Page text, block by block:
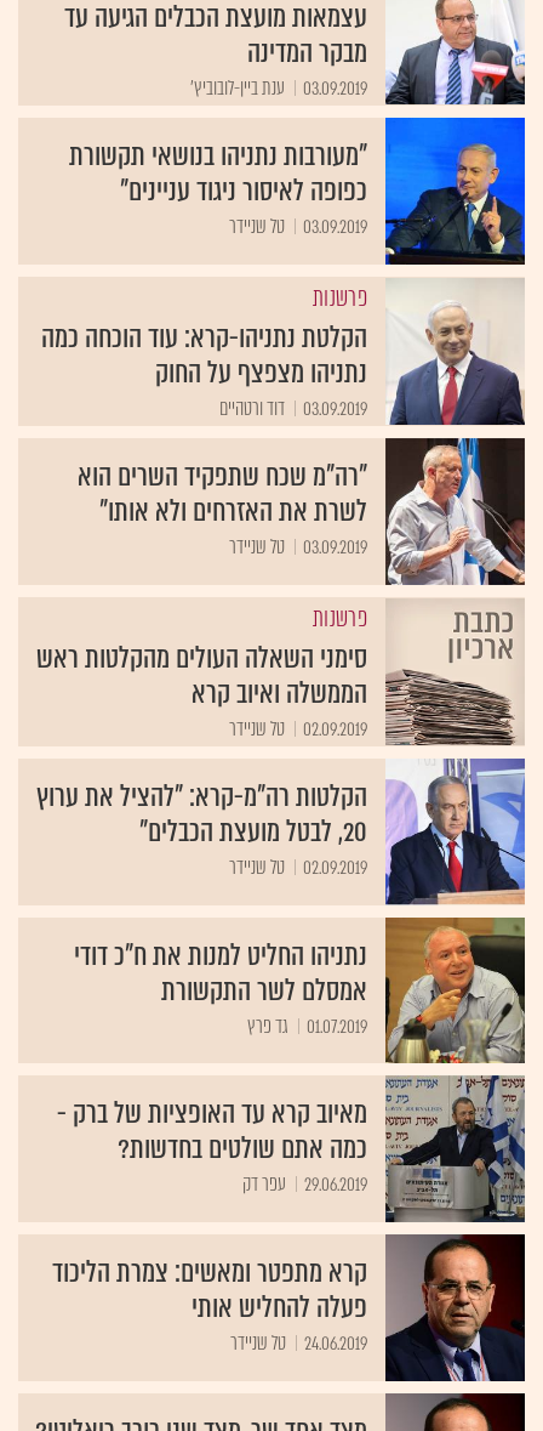
עצמאות מועצת הכבלים הגיעה עד
מבקר המדינה
03.09.2019 ענת ביין-לובוביץ'
"מעורבות נתניהו בנושאי תקשורת
כפופה לאיסור ניגוד עניינים"
03.09.2019 טל שניידר
פרשנות
הקלטת נתניהו-קרא: עוד הוכחה כמה
נתניהו מצפצף על החוק
03.09.2019 דוד ורטהיים
"רה"מ שכח שתפקיד השרים הוא
לשרת את האזרחים ולא אותו"
03.09.2019 טל שניידר
פרשנות
סימני השאלה העולים מהקלטות ראש
הממשלה ואיוב קרא
02.09.2019 טל שניידר
הקלטות רה"מ-קרא: "להציל את ערוץ
20, לבטל מועצת הכבלים"
02.09.2019 טל שניידר
נתניהו החליט למנות את ח"כ דודי
אמסלם לשר התקשורת
01.07.2019 גד פרץ
מאיוב קרא עד האופציות של ברק -
כמה אתם שולטים בחדשות?
29.06.2019 עפר דק
קרא מתפטר ומאשים: צמרת הליכוד
פעלה להחליש אותי
24.06.2019 טל שניידר